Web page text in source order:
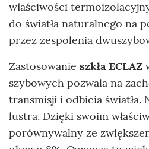
właściwości
do światła naturalnego na
przez zespolenia
Zastosowanie szkła ECLAZ
szybowych pozwala na
transmisji i odbicia światła.
lustra. Dzięki swoim
porównywalny ze